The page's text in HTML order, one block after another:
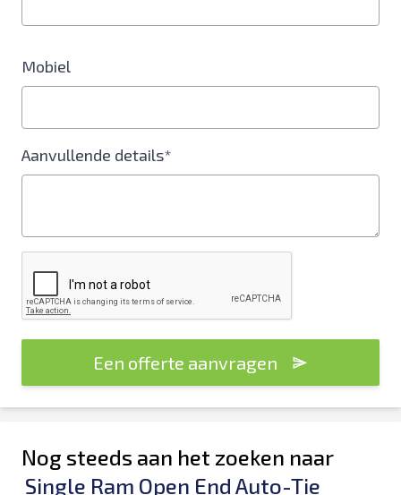
Mobiel
Aanvullende details*
Een offerte aanvragen
Nog steeds aan het zoeken naar
Single Ram Open End Auto-Tie